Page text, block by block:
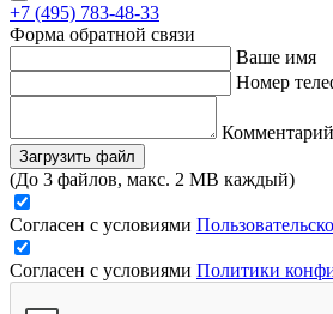
+7 (495) 783-48-33
Форма обратной связи
Ваше имя
Номер
Комментарий
Загрузить файл
(До 3 файлов, макс. 2 MB каждый)
Согласен с условиями
Согласен с условиями Политики